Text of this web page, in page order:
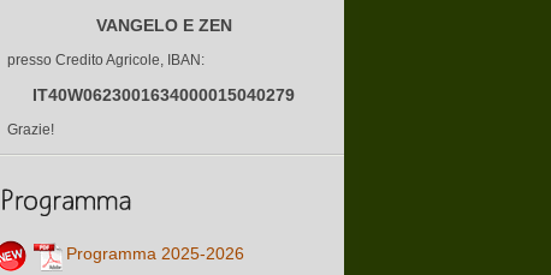
VANGELO E ZEN
presso Credito Agricole, IBAN:
IT40W0623001634000015040279
Grazie!
Programma 2025-2026